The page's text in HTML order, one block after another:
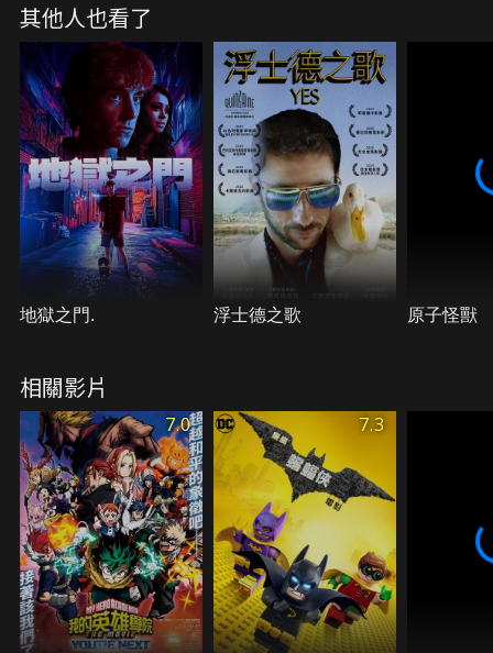
太空船發射至地球。太空船飛過星光褶褶的太空，安
全降落在地球，載著珍貴的氪里頓星唯一倖存者。許
多年過去，這個小孩逐漸長大成人，他發現自己擁有
不可思議的力量，比子彈速度更快，比火車更有威
力，可以輕輕一跳就躍過一棟摩天大樓，這來自氪里
頓星球的嬰兒，現在已是鋼鐵英雄！為了能夠伺機而
動，使出他神奇的力量，為了公理和正義的無止境戰
鬥，超人偽裝身分成為一位在大報社工作，舉止溫和
的記者：克拉克肯特。
其他人也看了
地獄之門. 浮士德之歌 原子怪獸
相關影片
7.0 7.3